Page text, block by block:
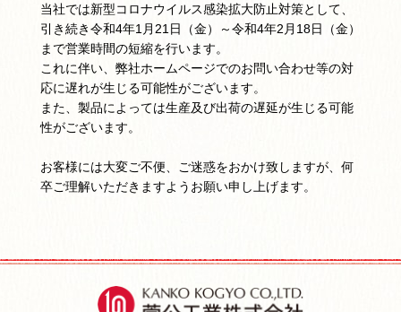
当社では新型コロナウイルス感染拡大防止対策として、
引き続き令和4年1月21日（金）～令和4年2月18日（金）
まで営業時間の短縮を行います。
これに伴い、弊社ホームページでのお問い合わせ等の対
応に遅れが生じる可能性がございます。
また、製品によっては生産及び出荷の遅延が生じる可能
性がございます。
お客様には大変ご不便、ご迷惑をおかけ致しますが、何
卒ご理解いただきますようお願い申し上げます。